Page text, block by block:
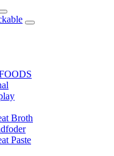
Broth
Paste